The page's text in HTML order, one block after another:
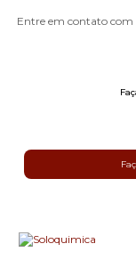
Entre em contato com